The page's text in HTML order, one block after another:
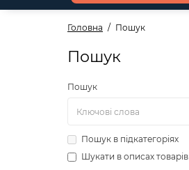
Головна Пошук
Пошук
Пошук
Пошук в підкатегоріях
Шукати в описах товарів